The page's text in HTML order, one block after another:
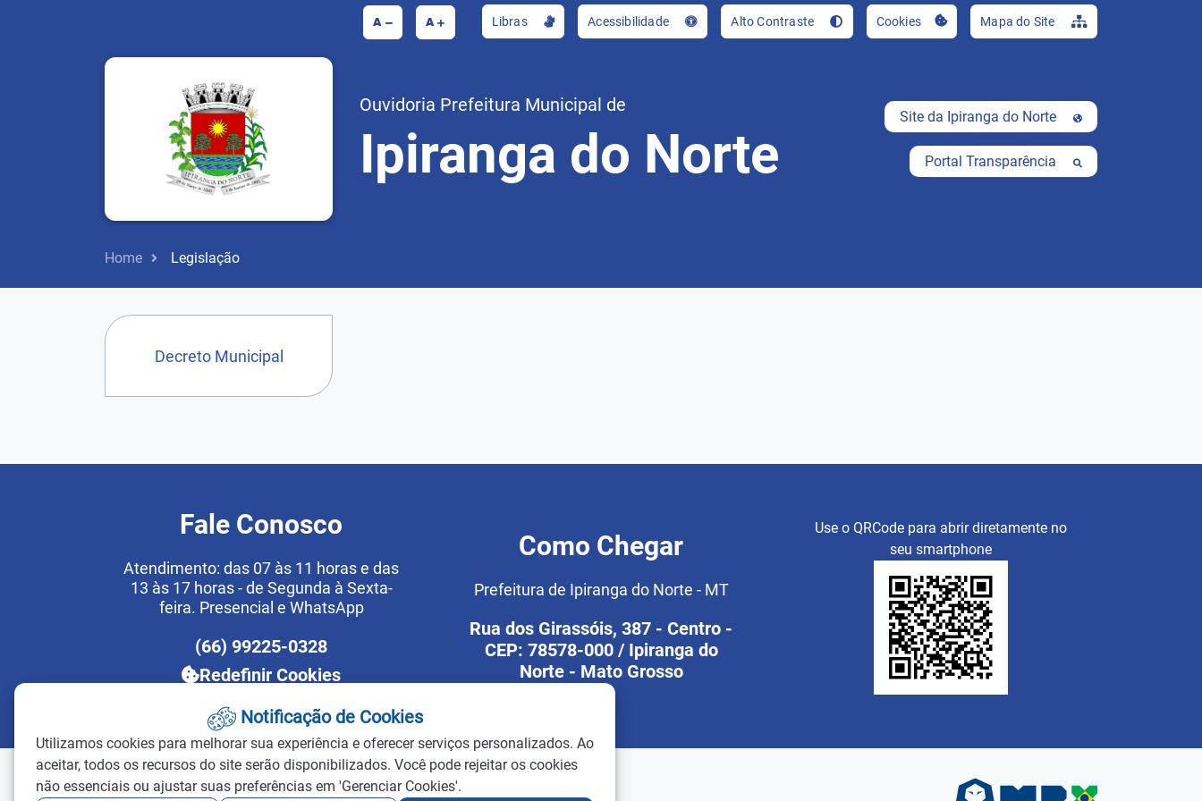
A A Libras Acessibilidade Alto Contraste Cookies Mapa do Site
Ouvidoria Prefeitura Municipal de
Ipiranga do Norte
Site da Ipiranga do Norte
Portal Transparência
Home Legislação
Decreto Municipal
Fale Conosco
Atendimento: das 07 às 11 horas e das
13 às 17 horas - de Segunda à Sexta-
feira. Presencial e WhatsApp
(66) 99225-0328
Redefinir Cookies
Como Chegar
Prefeitura de Ipiranga do Norte - MT
Rua dos Girassóis, 387 - Centro -
CEP: 78578-000 / Ipiranga do
Norte - Mato Grosso
Use o QRCode para abrir diretamente no
seu smartphone
Notificação de Cookies
Utilizamos cookies para melhorar sua experiência e oferecer serviços personalizados. Ao
aceitar, todos os recursos do site serão disponibilizados. Você pode rejeitar os cookies
não essenciais ou ajustar suas preferências em 'Gerenciar Cookies'.